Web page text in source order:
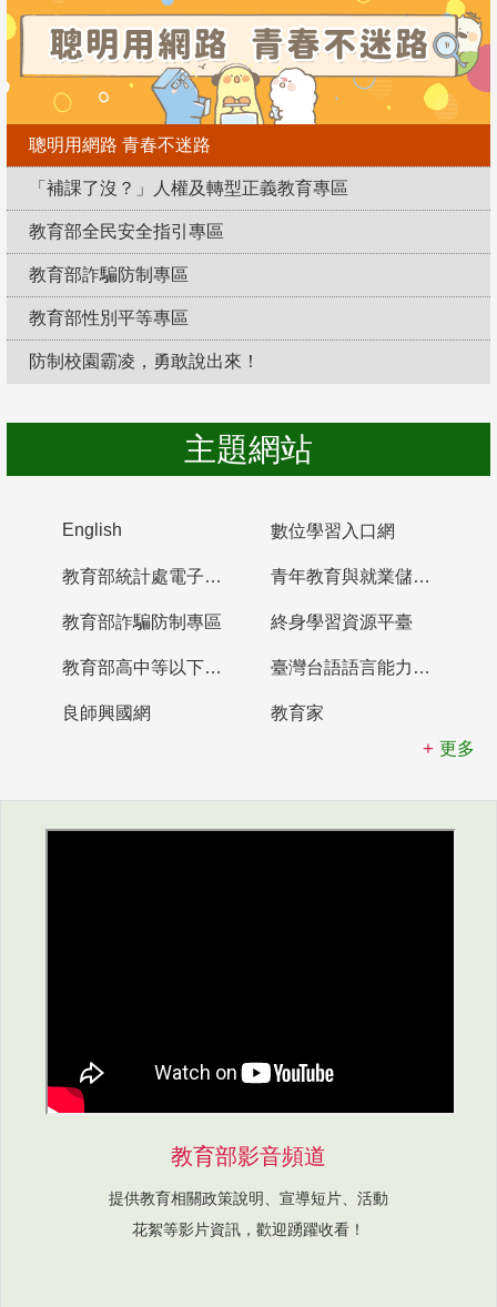
聰明用網路 青春不迷路
「補課了沒？」人權及轉型正義教育專區
教育部全民安全指引專區
教育部詐騙防制專區
教育部性別平等專區
防制校園霸凌，勇敢說出來！
主題網站
English 數位學習入口網
教育部統計處電子書櫃 青年教育與就業儲蓄帳戶
教育部詐騙防制專區 終身學習資源平臺
教育部高中等以下學校及幼兒園教師資格檢定考試 臺灣台語語言能力認證網站
良師興國網
教育家
更多
教育部影音頻道
提供教育相關政策說明、宣導短片、活動
花絮等影片資訊，歡迎踴躍收看！